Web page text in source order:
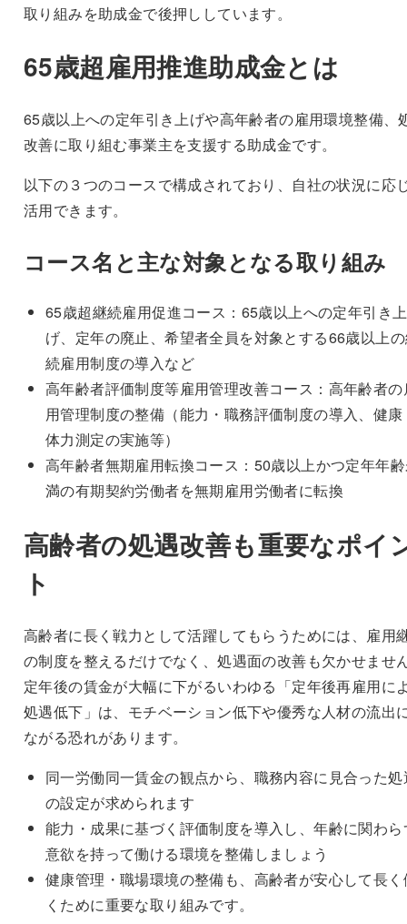
取り組みを助成金で後押ししています。
65歳超雇用推進助成金とは
65歳以上への定年引き上げや高年齢者の雇用環境整備、
改善に取り組む事業主を支援する助成金です。
以下の３つのコースで構成されており、自社の状況に応
活用できます。
コース名と主な対象となる取り組み
65歳超継続雇用促進コース：65歳以上への定年引き上
げ、定年の廃止、希望者全員を対象とする66歳以上
続雇用制度の導入など
高年齢者評価制度等雇用管理改善コース：高年齢者の
用管理制度の整備（能力・職務評価制度の導入、健康
体力測定の実施等）
高年齢者無期雇用転換コース：50歳以上かつ定年年
満の有期契約労働者を無期雇用労働者に転換
高齢者の処遇改善も重要なポイ
ト
高齢者に長く戦力として活躍してもらうためには、雇用
の制度を整えるだけでなく、処遇面の改善も欠かせませ
定年後の賃金が大幅に下がるいわゆる「定年後再雇用に
処遇低下」は、モチベーション低下や優秀な人材の流出
ながる恐れがあります。
同一労働同一賃金の観点から、職務内容に見合った処
の設定が求められます
能力・成果に基づく評価制度を導入し、年齢に関わら
意欲を持って働ける環境を整備しましょう
健康管理・職場環境の整備も、高齢者が安心して長く
くために重要な取り組みです。